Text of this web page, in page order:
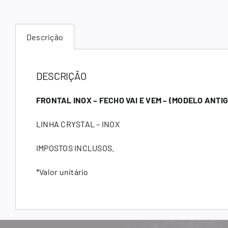
Descrição
DESCRIÇÃO
FRONTAL INOX – FECHO VAI E VEM – (MODELO
LINHA CRYSTAL – INOX
IMPOSTOS INCLUSOS.
*Valor unitário